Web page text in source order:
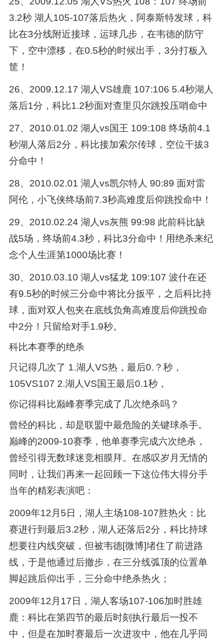
3.2秒 湖人105-107落后热火，阿泰斯特发球，科
比在3分线附近接球，运球几步，在韦德的防守
下，空中漂移，在0.5秒的时候出手，3分打板入
筐！
26、2009.12.17 湖人VS雄鹿 107:106 5.4秒湖人
落后1分，科比1.2秒面对查里贝尔跳投压哨命中
27、2010.01.02 湖人vs国王 109:108 终场前4.1
秒湖人落后2分，科比接加索尔传球，空位干拔3
分命中！
28、2010.02.01 湖人vs凯尔特人 90:89 面对雷
阿伦，小飞侠终场前7.3秒高难度后仰跳投命中！
29、2010.02.24 湖人vs灰熊 99:98 此前科比缺
战5场，终场前4.3秒，科比3分命中！用绝杀来纪
念个人生涯第1000场比赛！
30、2010.03.10 湖人vs猛龙 109:107 波什在还
有9.5秒的时候三分命中将比分扳平，之后科比持
球，面对双人包夹在底线负角高难度后仰跳投命
中2分！只留给对手1.9秒。
科比本赛季的绝杀
只记得几次了 1.湖人VS热，最后0.？秒，
105VS107 2.湖人VS国王最后0.1秒，
你记得科比巅峰赛季完成了几次绝杀吗？
曾经的科比，却是联盟中最危险的关键球杀手。
巅峰的2009-10赛季，他单赛季完成六次绝杀，
曾经引得无数球迷竞相膜拜。在感叹岁月无情的
同时，让我们再来一起回顾一下这位伟大得分手
当年的精彩表演吧：
2009年12月5日，湖人主场108-107胜热火：比
赛进行到最后3.2秒，湖人还落后2分，科比持球
想要往内线突破，但被韦德[微博]堵住了前进路
线，于是他通过后撤步，在三分线弧顶的位置单
脚起跳后仰出手，三分命中绝杀热火；
2009年12月17日，湖人客场107-106加时胜雄
鹿：科比在第四节的最后时刻执行最后一投不
中，但是在加时赛最后一次进攻中，他在几乎同